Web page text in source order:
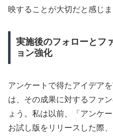
映することが大切だと感じま
実施後のフォローとフ
ョン強化
アンケートで得たアイデア
は、その成果に対するファ
ょう。私は以前、「アンケ
お試し版をリリースした際